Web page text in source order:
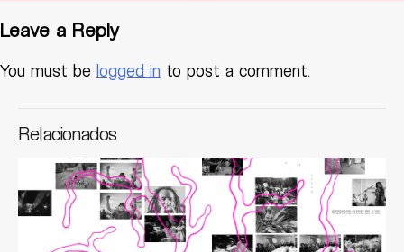
Leave a Reply
You must be logged in to post a comment.
Relacionados